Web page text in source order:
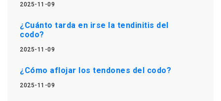
2025-11-09
¿Cuánto tarda en irse la tendinitis del
codo?
2025-11-09
¿Cómo aflojar los tendones del codo?
2025-11-09